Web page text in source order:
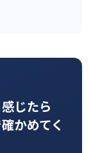
じたら
かめてく